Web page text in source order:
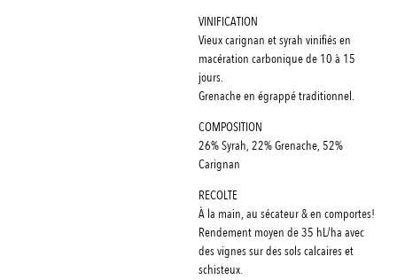
VINIFICATION
Vieux carignan et syrah vinifiés en
macération carbonique de 10 à 15
jours.
Grenache en égrappé traditionnel.
COMPOSITION
26% Syrah, 22% Grenache, 52%
Carignan
RECOLTE
À la main, au sécateur & en comportes!
Rendement moyen de 35 hL/ha avec
des vignes sur des sols calcaires et
schisteux.